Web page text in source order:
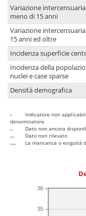
Variazione
meno di 15 anni
Variazione
15 anni ed oltre
Incidenza superficie
Incidenza della
nuclei e case sparse
Densità demografica
-
Indicatore non
denominatore
..
Dato non ancora
...
Dato non rilevato
....
La mancanza o esiguità
35
36